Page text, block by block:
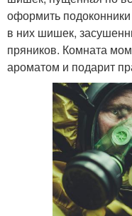
оформить
в них шишек,
пряников. Комната
ароматом и подарит